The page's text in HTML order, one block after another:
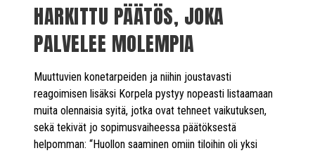
HARKITTU PÄÄTÖS, JOKA
PALVELEE MOLEMPIA
Muuttuvien konetarpeiden ja niihin joustavasti
reagoimisen lisäksi Korpela pystyy nopeasti listaamaan
muita olennaisia syitä, jotka ovat tehneet vaikutuksen,
sekä tekivät jo sopimusvaiheessa päätöksestä
helpomman: “Huollon saaminen omiin tiloihin oli yksi